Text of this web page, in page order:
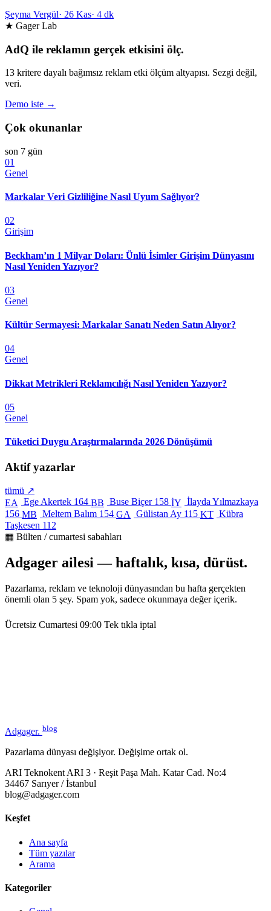
Şeyma Vergül· 26 Kas· 4 dk
★ Gager Lab
AdQ ile reklamın gerçek etkisini ölç.
13 kritere dayalı bağımsız reklam etki ölçüm altyapısı. Sezgi değil,
veri.
Demo iste →
Çok okunanlar
son 7 gün
01
Genel
Markalar Veri Gizliliğine Nasıl Uyum Sağlıyor?
02
Girişim
Beckham’ın 1 Milyar Doları: Ünlü İsimler Girişim Dünyasını
Nasıl Yeniden Yazıyor?
03
Genel
Kültür Sermayesi: Markalar Sanatı Neden Satın Alıyor?
04
Genel
Dikkat Metrikleri Reklamcılığı Nasıl Yeniden Yazıyor?
05
Genel
Tüketici Duygu Araştırmalarında 2026 Dönüşümü
Aktif yazarlar
tümü ↗
EA
Ege Akertek 164 BB Buse Biçer 158 İY İlayda Yılmazkaya
156 MB Meltem Balım 154 GA Gülistan Ay 115 KT Kübra
Taşkesen 112
▦ Bülten / cumartesi sabahları
Adgager ailesi — haftalık, kısa, dürüst.
Pazarlama, reklam ve teknoloji dünyasından bu hafta gerçekten
önemli olan 5 şey. Spam yok, sadece okunmaya değer içerik.
Ücretsiz Cumartesi 09:00 Tek tıkla iptal
Adgager. blog
Pazarlama dünyası değişiyor. Değişime ortak ol.
ARI Teknokent ARI 3 · Reşit Paşa Mah. Katar Cad. No:4
34467 Sarıyer / İstanbul
blog@adgager.com
Keşfet
Ana sayfa
Tüm yazılar
Arama
Kategoriler